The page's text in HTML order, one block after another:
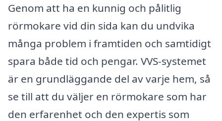
Genom att ha en kunnig och pålitlig
rörmokare vid din sida kan du undvika
många problem i framtiden och samtidigt
spara både tid och pengar. VVS-systemet
är en grundläggande del av varje hem, så
se till att du väljer en rörmokare som har
den erfarenhet och den expertis som